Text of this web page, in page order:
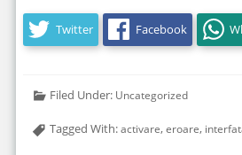
Twitter Facebook
Filed Under: Uncategorized
Tagged With:activare,eroare,